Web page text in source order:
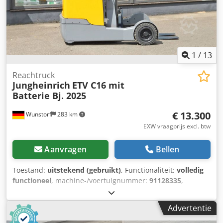
1 / 13
Wunstorf 283 km
Reachtruck
Jungheinrich ETV C16 mit
Batterie Bj. 2025
€ 13.300
EXW vraagprijs excl. btw
Aanvragen Bellen
Toestand: uitstekend (gebruikt), Functionaliteit: volledig
functioneel, machine-/voertuignummer: 91128335,
, bedrijfsturen:
1.600 kg, hefhoogte:5.810 mm, vrije hefhoogte:1.700 mm,
ladingzwaartepunt:
, brandstoftype:elektrisch,
Advertentie